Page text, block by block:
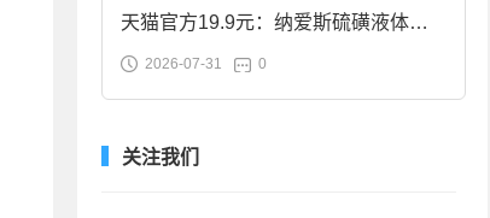
天猫官方19.9元：纳爱斯硫磺液体香
皂2斤大促
2026-07-31 0
关注我们